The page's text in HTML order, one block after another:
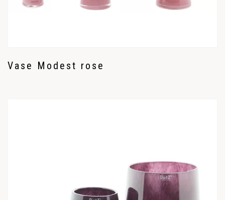
Vase Modest rose